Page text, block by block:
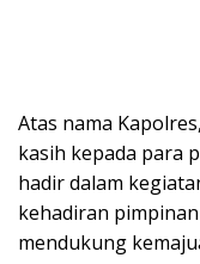
Atas nama
kasih kepada para
hadir dalam
kehadiran
mendukung